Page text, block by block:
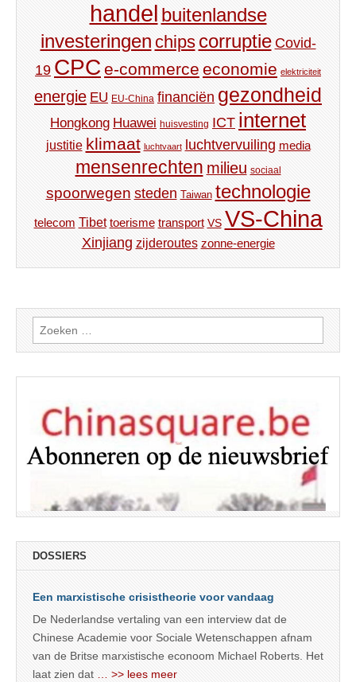
handel buitenlandse
investeringen chips corruptie Covid-
19 CPC e-commerce economie elektriciteit
energie EU EU-China financiën gezondheid
Hongkong Huawei huisvesting ICT internet
justitie klimaat luchtvaart luchtvervuiling media
mensenrechten milieu sociaal
spoorwegen steden Taiwan technologie
telecom Tibet toerisme transport VS VS-China
Xinjiang zijderoutes zonne-energie
Zoeken
naar:
DOSSIERS
Een marxistische crisistheorie voor vandaag
De Nederlandse vertaling van een interview dat de
Chinese Academie voor Sociale Wetenschappen afnam
van de Britse marxistische econoom Michael Roberts. Het
laat zien dat
… >> lees meer